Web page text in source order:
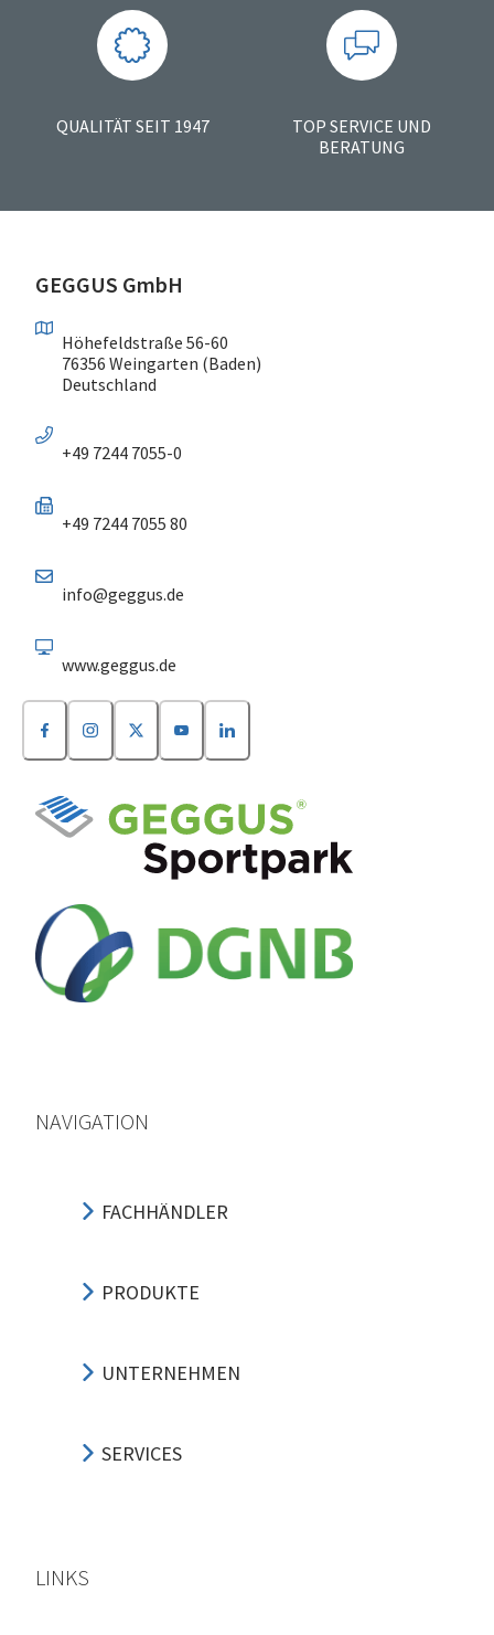
QUALITÄT SEIT 1947
TOP SERVICE UND
BERATUNG
GEGGUS GmbH
Höhefeldstraße 56-60
76356 Weingarten (Baden)
Deutschland
+49 7244 7055-0
+49 7244 7055 80
info@geggus.de
www.geggus.de
NAVIGATION
FACHHÄNDLER
PRODUKTE
UNTERNEHMEN
SERVICES
LINKS